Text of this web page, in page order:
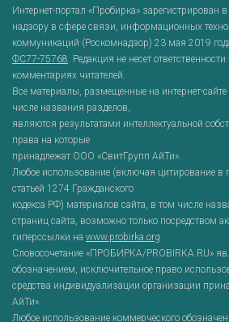
Интернет-портал «Пробирка» зарегистрирован
надзору в сфере связи, информационных
коммуникаций (Роскомнадзор) 23 мая 2019
ФС77-75768. Редакция не несет
комментариях читателей.
Все материалы, размещенные на интернет-сайте
числе названия разделов,
являются результатами интеллектуальной
права на которые
принадлежат ООО «СвитГрупп АйТи».
Любое использование (включая цитирование в
статьей 1274 Гражданского
кодекса РФ) материалов сайта, в том числе
страниц сайта, возможно только посредством
гиперссылки на www.probirka.org.
Словосочетание «ПРОБИРКА/PROBIRKA.RU»
обозначением, исключительное право
средства индивидуализации организации
АйТи».
Любое использование коммерческого